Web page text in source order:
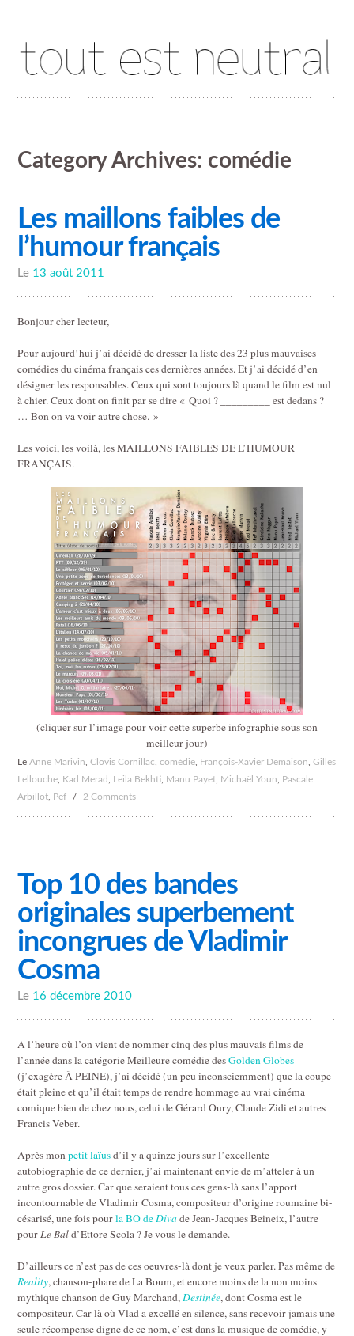
Category Archives: comédie
Les maillons faibles de
l’humour français
Le 13 août 2011
Bonjour cher lecteur,
Pour aujourd’hui j’ai décidé de dresser la liste des 23 plus mauvaises
comédies du cinéma français ces dernières années. Et j’ai décidé d’en
désigner les responsables. Ceux qui sont toujours là quand le film est nul
à chier. Ceux dont on finit par se dire « Quoi ? _________ est dedans ?
… Bon on va voir autre chose. »
Les voici, les voilà, les MAILLONS FAIBLES DE L’HUMOUR
FRANÇAIS.
(cliquer sur l’image pour voir cette superbe infographie sous son
meilleur jour)
LeAnne Marivin ,Clovis Cornillac ,comédie François-Xavier Demaison ,Gilles
Lellouche
Kad Merad Leila Bekhti Manu Payet Michaël Youn
Pascale
Arbillot
Pef / 2 Comments
Top 10 des bandes
originales superbement
incongrues de Vladimir
Cosma
Le 16 décembre 2010
A l’heure où l’on vient de nommer cinq des plus mauvais films de
l’année dans la catégorie Meilleure comédie desGolden Globes
(j’exagère À PEINE), j’ai décidé (un peu inconsciemment) que la coupe
était pleine et qu’il était temps de rendre hommage au vrai cinéma
comique bien de chez nous, celui de Gérard Oury, Claude Zidi et autres
Francis Veber.
Après monpetit laïusd’il y a quinze jours sur l’excellente
autobiographie de ce dernier, j’ai maintenant envie de m’atteler à un
autre gros dossier. Car que seraient tous ces gens-là sans l’apport
incontournable de Vladimir Cosma, compositeur d’origine roumaine bi-
césarisé, une fois pourla BO deDivade Jean-Jacques Beineix, l’autre
pourLe Bald’Ettore Scola ? Je vous le demande.
D’ailleurs ce n’est pas de ces oeuvres-là dont je veux parler. Pas même de
Reality, chanson-phare de La Boum, et encore moins de la non moins
mythique chanson de Guy Marchand,Destinée, dont Cosma est le
compositeur. Car là où Vlad a excellé en silence, sans recevoir jamais une
seule récompense digne de ce nom, c’est dans la musique de comédie, y